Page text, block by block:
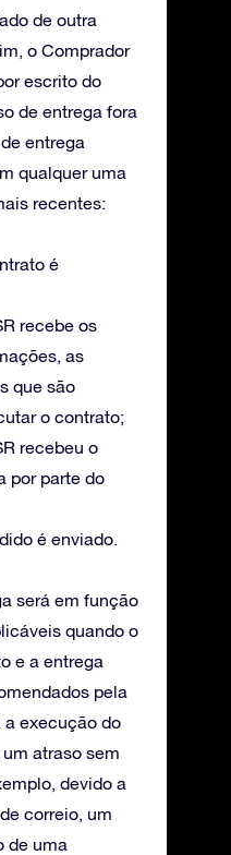
de outra
o Comprador
escrito do
de entrega fora
entrega
qualquer uma
recentes:
é
recebe os
as
que são
o contrato;
recebeu o
por parte do
é enviado.
será em função
quando o
e a entrega
pela
a execução do
atraso sem
devido a
correio, um
de uma